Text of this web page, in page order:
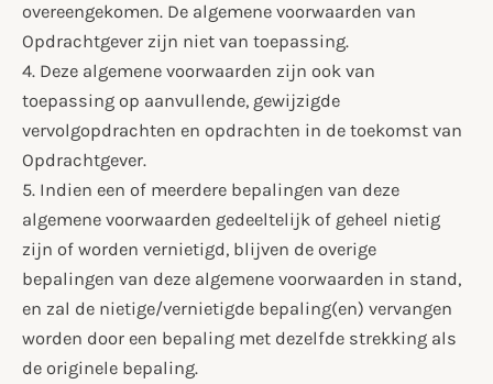
overeengekomen. De algemene voorwaarden van
Opdrachtgever zijn niet van toepassing.
4. Deze algemene voorwaarden zijn ook van
toepassing op aanvullende, gewijzigde
vervolgopdrachten en opdrachten in de toekomst van
Opdrachtgever.
5. Indien een of meerdere bepalingen van deze
algemene voorwaarden gedeeltelijk of geheel nietig
zijn of worden vernietigd, blijven de overige
bepalingen van deze algemene voorwaarden in stand,
en zal de nietige/vernietigde bepaling(en) vervangen
worden door een bepaling met dezelfde strekking als
de originele bepaling.